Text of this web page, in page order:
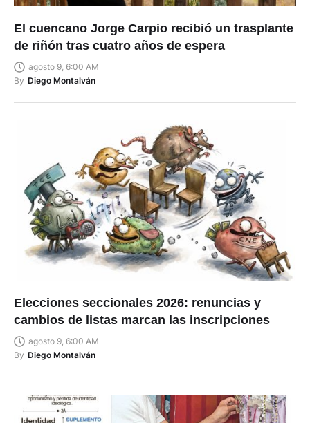
El cuencano Jorge Carpio recibió un trasplante
de riñón tras cuatro años de espera
agosto 9, 6:00 AM
By Diego Montalván
Elecciones seccionales 2026: renuncias y
cambios de listas marcan las inscripciones
agosto 9, 6:00 AM
By Diego Montalván